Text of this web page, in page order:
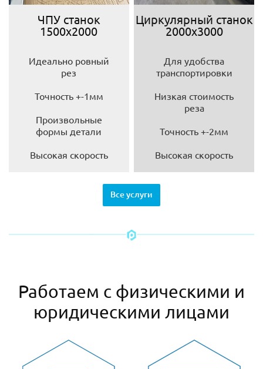
ЧПУ станок
1500х2000
Идеально ровный
рез
Точность +-1мм
Произвольные
формы детали
Высокая скорость
Циркулярный станок
2000х3000
Для удобства
транспортировки
Низкая стоимость
реза
Точность +-2мм
Высокая скорость
Все услуги
Работаем с физическими и
юридическими лицами